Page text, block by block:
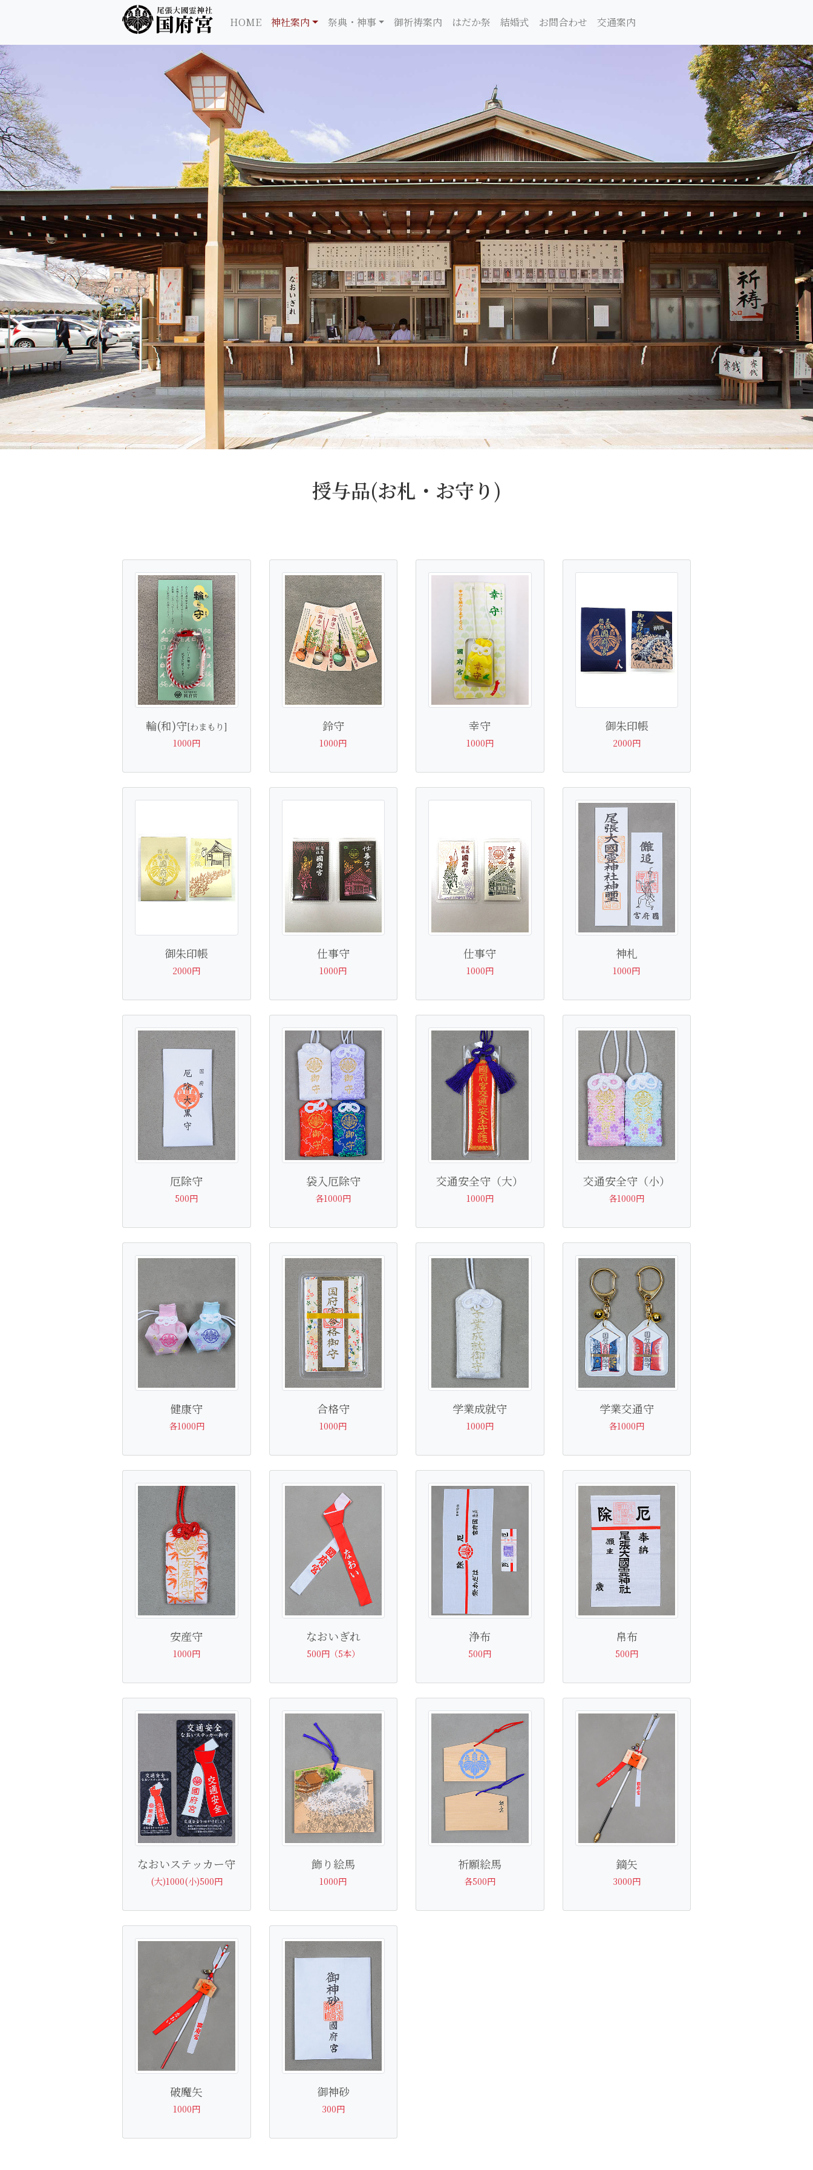
尾張大國霊神社 国府宮
HOME 神社案内 祭典・神事 御祈祷案内 はだか祭 結婚式 お問合わせ 交通案内
尾張大國霊神社 国府宮｜ご祈祷 はだか祭
授与品(お札・お守り)
輪(和)守[わまもり]
1000円
鈴守
1000円
幸守
1000円
御朱印帳
2000円
御朱印帳
2000円
仕事守
1000円
仕事守
1000円
神札
1000円
厄除守
500円
袋入厄除守
各1000円
交通安全守（大）
1000円
交通安全守（小）
各1000円
健康守
各1000円
合格守
1000円
学業成就守
1000円
学業交通守
各1000円
安産守
1000円
なおいぎれ
500円（5本）
浄布
500円
帛布
500円
なおいステッカー守
(大)1000(小)500円
飾り絵馬
1000円
祈願絵馬
各500円
鏑矢
3000円
破魔矢
1000円
御神砂
300円